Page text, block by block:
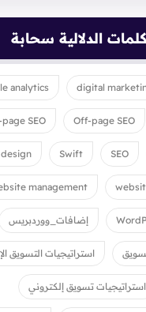
الدلالية سحابة
digital
analytics
Off-page SEO
SEO
SEO
Swift
management
إضافات_ووردبريس
استراتيجيات التسويق
استراتيجيات تسويق إلكتروني